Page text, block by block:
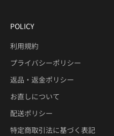
POLICY
利用規約
プライバシーポリシー
返品・返金ポリシー
お直しについて
配送ポリシー
特定商取引法に基づく表記